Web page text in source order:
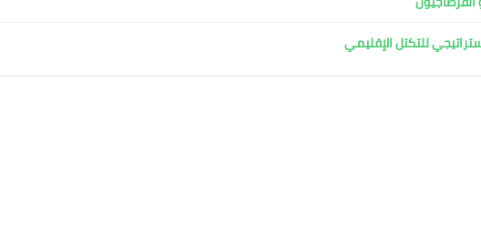
للتكتل الإقليمي